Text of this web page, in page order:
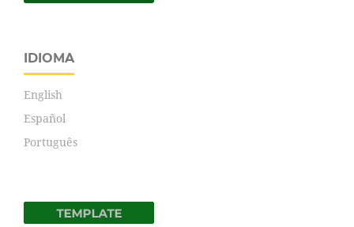
IDIOMA
English
Español
Português